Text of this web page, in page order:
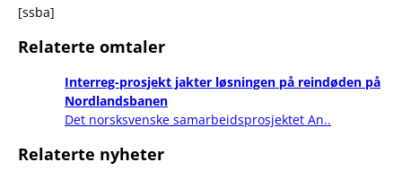
[ssba]
Relaterte omtaler
Interreg-prosjekt jakter løsningen på reindøden på
Nordlandsbanen
Det norsksvenske samarbeidsprosjektet An..
Relaterte nyheter